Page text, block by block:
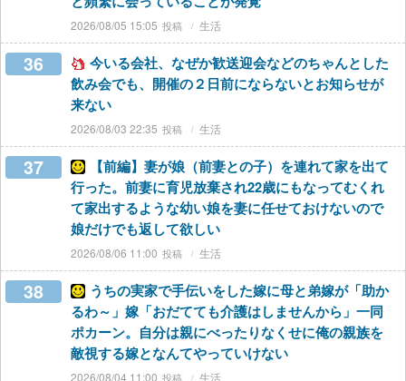
2026/08/05 15:05 生活
36
今いる会社、なぜか歓送迎会などのちゃんとした
飲み会でも、開催の２日前にならないとお知らせが
来ない
2026/08/03 22:35 生活
37
【前編】妻が娘（前妻との子）を連れて家を出て
行った。前妻に育児放棄され22歳にもなってむくれ
て家出するような幼い娘を妻に任せておけないので
娘だけでも返して欲しい
2026/08/06 11:00 生活
38
うちの実家で手伝いをした嫁に母と弟嫁が「助か
るわ～」嫁「おだてても介護はしませんから」一同
ポカーン。自分は親にべったりなくせに俺の親族を
敵視する嫁となんてやっていけない
2026/08/04 11:00 生活